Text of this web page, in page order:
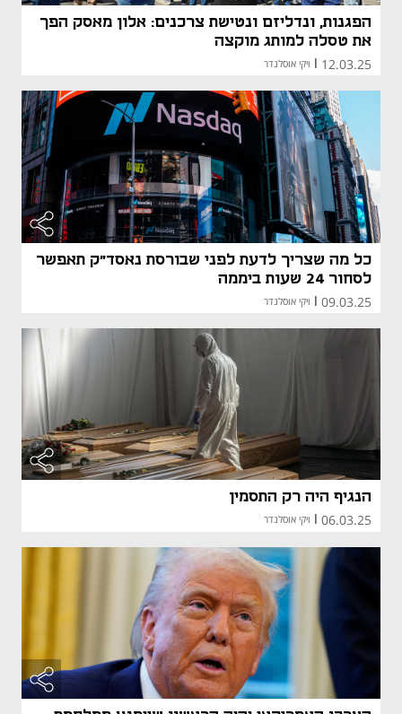
הפגנות, ונדליזם ונטישת צרכנים: אלון מאסק הפך
את טסלה למותג מוקצה
12.03.25
| ויקי אוסלנדר
כל מה שצריך לדעת לפני שבורסת נאסד"ק תאפשר
לסחור 24 שעות ביממה
09.03.25
| ויקי אוסלנדר
הנגיף היה רק התסמין
06.03.25 ויקי אוסלנדר